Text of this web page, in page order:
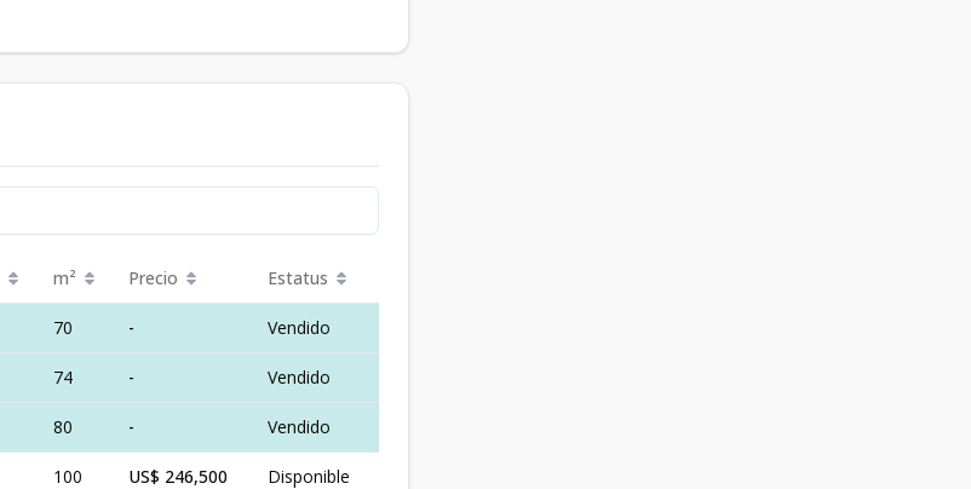
m² Precio Estatus
70 - Vendido
74 - Vendido
80 - Vendido
100 US$ 246,500 Disponible